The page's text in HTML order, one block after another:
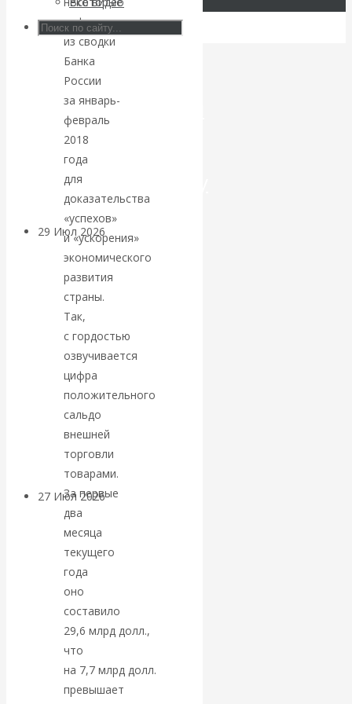
Искусственный
интеллект —
революционный
переход к
посткапитализму
29 Июл 2026
Валентин
Катасонов.
«Мировые
ростовщики»:
вчера и сегодня
27 Июл 2026Мировая
валютная система
Валентин
КАтасонов.
«МЕТОД
ОТМЫВАНИЯ
цифры
из сводки
Банка
России
за январь-
февраль
2018
года
для
доказательства
«успехов»
и «ускорения»
экономического
развития
страны.
Так,
с гордостью
озвучивается
цифра
положительного
сальдо
внешней
торговли
товарами.
За первые
два
месяца
текущего
года
оно
составило
29,6 млрд долл.,
что
на 7,7 млрд долл.
превышает